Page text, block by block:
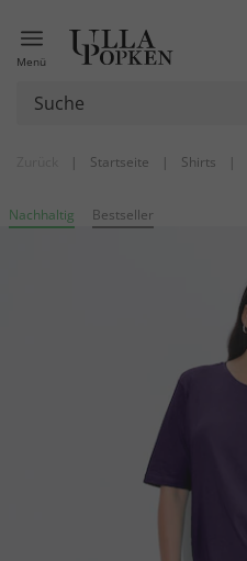
Menü
| Startseite | Shirts |
Nachhaltig Bestseller